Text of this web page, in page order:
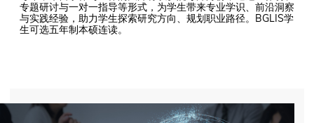
专题研讨与一对一指导等形式，为学生带来专业学识、前沿洞察
与实践经验，助力学生探索研究方向、规划职业路径。BGLIS学
生可选五年制本硕连读。